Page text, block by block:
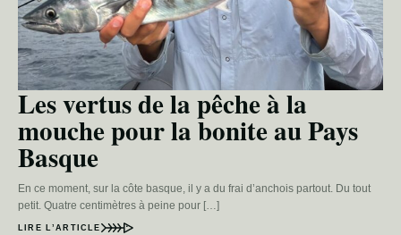
Les vertus de la pêche à la
mouche pour la bonite au Pays
Basque
En ce moment, sur la côte basque, il y a du frai d’anchois partout. Du tout
petit. Quatre centimètres à peine pour […]
LIRE L’ARTICLE